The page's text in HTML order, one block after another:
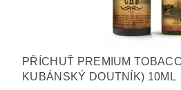
PŘÍCHUŤ PREMIUM
KUBÁNSKÝ DOUTNÍK) 10ML